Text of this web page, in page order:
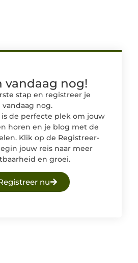
vandaag nog!
stap en registreer je
vandaag nog.
de perfecte plek om jouw
horen en je blog met de
Klik op de Registreer-
jouw reis naar meer
en groei.
nu